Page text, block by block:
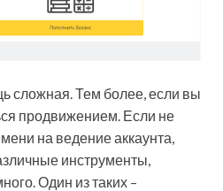
сложная. Тем более, если вы
продвижением. Если не
на ведение аккаунта,
инструменты,
Один из таких –